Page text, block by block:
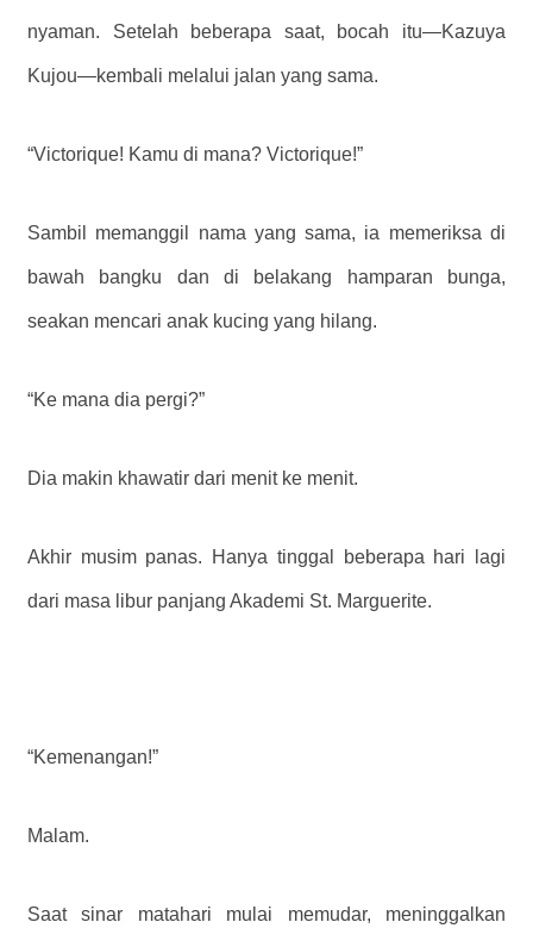
nyaman. Setelah beberapa saat, bocah itu—Kazuya
Kujou—kembali melalui jalan yang sama.
“Victorique! Kamu di mana? Victorique!”
Sambil memanggil nama yang sama, ia memeriksa di
bawah bangku dan di belakang hamparan bunga,
seakan mencari anak kucing yang hilang.
“Ke mana dia pergi?”
Dia makin khawatir dari menit ke menit.
Akhir musim panas. Hanya tinggal beberapa hari lagi
dari masa libur panjang Akademi St. Marguerite.
“Kemenangan!”
Malam.
Saat sinar matahari mulai memudar, meninggalkan